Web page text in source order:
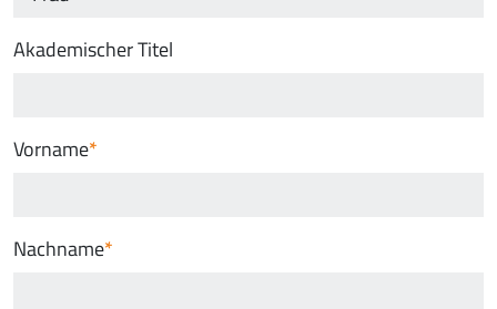
Akademischer Titel
Vorname
Nachname